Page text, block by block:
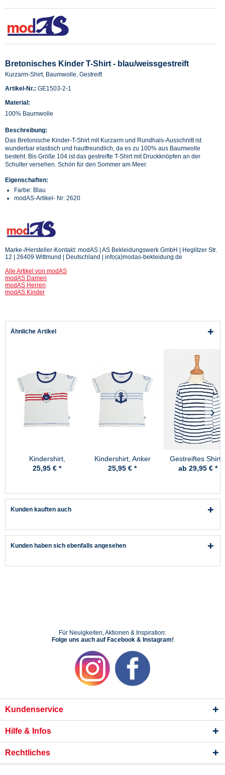
Bretonisches Kinder T-Shirt - blau/weissgestreift
Kurzarm-Shirt, Baumwolle, Gestreift
Artikel-Nr.: GE1503-2-1
Material:
100% Baumwolle
Beschreibung:
Das Bretonische Kinder-T-Shirt mit Kurzarm und Rundhals-Ausschnitt ist
wunderbar elastisch und hautfreundlich, da es zu 100% aus Baumwolle
besteht. Bis Größe 104 ist das gestreifte T-Shirt mit Druckknöpfen an der
Schulter versehen. Schön für den Sommer am Meer.
Eigenschaften:
Farbe: Blau
modAS-Artikel- Nr: 2620
Marke-/Hersteller-Kontakt: modAS | AS Bekleidungswerk GmbH | Heglitzer Str.
12 | 26409 Wittmund | Deutschland | info(a)modas-bekleidung.de
Alle Artikel von modAS
modAS Damen
modAS Herren
modAS Kinder
Ähnliche Artikel
Kindershirt,
Rettungsherz
25,95 € *
Kindershirt, Anker
25,95 € *
Gestreiftes Shirt -
Kinder -
ab 29,95 € *
Kunden kauften auch
Kunden haben sich ebenfalls angesehen
Für Neuigkeiten, Aktionen & Inspiration:
Folge uns auch auf Facebook & Instagram!
Kundenservice
Hilfe & Infos
Rechtliches